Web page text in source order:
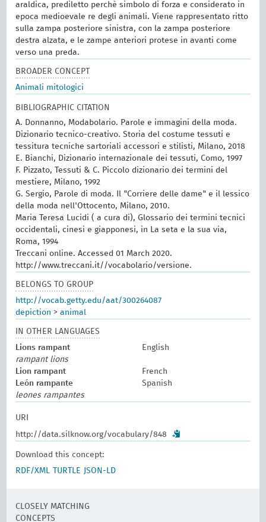
araldica, prediletto perchè simbolo di forza e considerato in
epoca medioevale re degli animali. Viene rappresentato ritto
sulla zampa posteriore sinistra, con la zampa posteriore
destra alzata, e le zampe anteriori protese in avanti come
verso una preda.
BROADER CONCEPT
Animali mitologici
BIBLIOGRAPHIC CITATION
A. Donnanno, Modabolario. Parole e immagini della moda.
Dizionario tecnico-creativo. Storia del costume tessuti e
tessitura tecniche sartoriali accessori e stilisti, Milano, 2018
E. Bianchi, Dizionario internazionale dei tessuti, Como, 1997
F. Pizzato, Tessuti & C. Piccolo dizionario dei termini del
mestiere, Milano, 1992
G. Sergio, Parole di moda. Il "Corriere delle dame" e il lessico
della moda nell'Ottocento, Milano, 2010.
Maria Teresa Lucidi ( a cura di), Glossario dei termini tecnici
occidentali, cinesi e giapponesi, in La seta e la sua via,
Roma, 1994
Treccani online. Accessed 01 March 2020.
http://www.treccani.it//vocabolario/versione.
BELONGS TO GROUP
http://vocab.getty.edu/aat/300264087
depiction >animal
IN OTHER LANGUAGES
Lions rampant
English
rampant lions
Lion rampant
French
León rampante
Spanish
leones rampantes
URI
http://data.silknow.org/vocabulary/848
Download this concept:
RDF/XML
TURTLE JSON-LD
CLOSELY MATCHING
CONCEPTS